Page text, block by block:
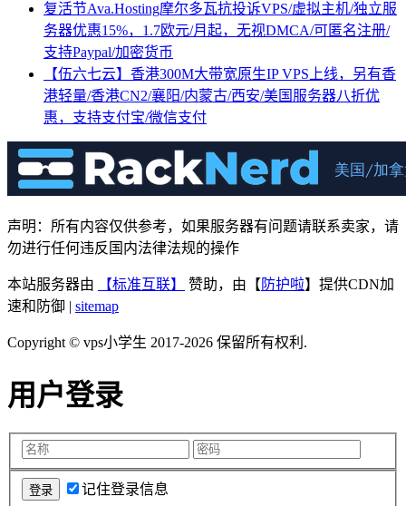
复活节Ava.Hosting摩尔多瓦抗投诉VPS/虚拟主机/独立服
务器优惠15%，1.7欧元/月起，无视DMCA/可匿名注册/
支持Paypal/加密货币
【伍六七云】香港300M大带宽原生IP VPS上线，另有香
港轻量/香港CN2/襄阳/内蒙古/西安/美国服务器八折优
惠，支持支付宝/微信支付
声明：所有内容仅供参考，如果服务器有问题请联系卖家，请
勿进行任何违反国内法律法规的操作
本站服务器由 【标准互联】 赞助，由【 防护啦】提供CDN加
速和防御 | sitemap
Copyright © vps小学生 2017-2026 保留所有权利.
用户登录
记住登录信息